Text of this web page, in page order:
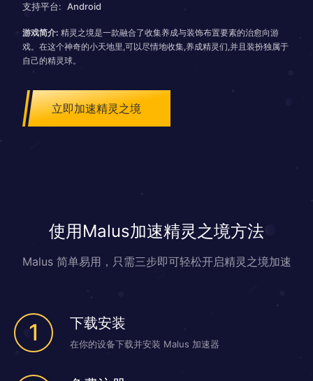
支持平台: Android
游戏简介: 精灵之境是一款融合了收集养成与装饰布置要素的治愈向游
戏。在这个神奇的小天地里,可以尽情地收集,养成精灵们,并且装扮独属于
自己的精灵球。
立即加速精灵之境
使用Malus加速精灵之境方法
Malus 简单易用，只需三步即可轻松开启精灵之境加速
1 下载安装
在你的设备下载并安装 Malus 加速器